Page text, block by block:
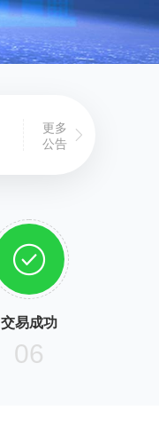
更多
公告


交易成功
06